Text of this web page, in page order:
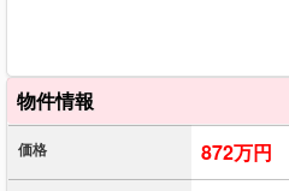
物件情報
価格 872万円